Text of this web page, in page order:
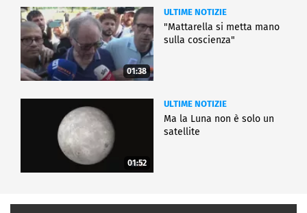
01:38
ULTIME NOTIZIE
"Mattarella si metta mano
sulla coscienza"
01:52
ULTIME NOTIZIE
Ma la Luna non è solo un
satellite